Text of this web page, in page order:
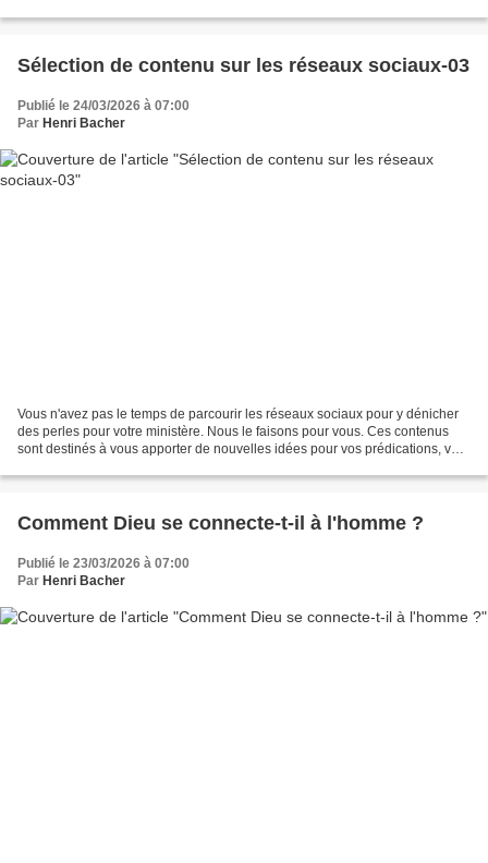
Sélection de contenu sur les réseaux sociaux-03
Publié le 24/03/2026 à 07:00
Par Henri Bacher
Vous n'avez pas le temps de parcourir les réseaux sociaux pour y dénicher
des perles pour votre ministère. Nous le faisons pour vous. Ces contenus
sont destinés à vous apporter de nouvelles idées pour vos prédications, vos
Comment Dieu se connecte-t-il à l'homme ?
Publié le 23/03/2026 à 07:00
Par Henri Bacher